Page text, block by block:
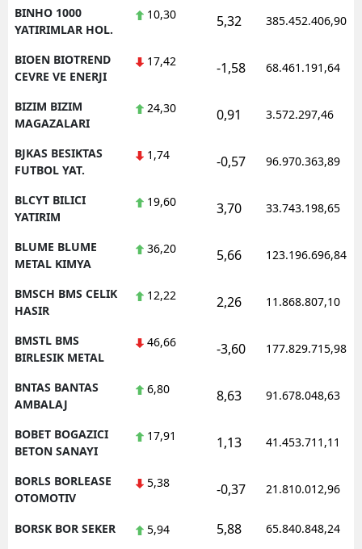
BINHO 1000
YATIRIMLAR HOL.
10,30 5,32 385.452.406,90
BIOEN BIOTREND
CEVRE VE ENERJI
17,42 -1,58 68.461.191,64
BIZIM BIZIM
MAGAZALARI
24,30 0,91 3.572.297,46
BJKAS BESIKTAS
FUTBOL YAT.
1,74 -0,57 96.970.363,89
BLCYT BILICI
YATIRIM
19,60 3,70 33.743.198,65
BLUME BLUME
METAL KIMYA
36,20 5,66 123.196.696,84
BMSCH BMS CELIK
HASIR
12,22 2,26 11.868.807,10
BMSTL BMS
BIRLESIK METAL
46,66 -3,60 177.829.715,98
BNTAS BANTAS
AMBALAJ
6,80 8,63 91.678.048,63
BOBET BOGAZICI
BETON SANAYI
17,91 1,13 41.453.711,11
BORLS BORLEASE
OTOMOTIV
5,38 -0,37 21.810.012,96
BORSK BOR SEKER 5,94 5,88 65.840.848,24